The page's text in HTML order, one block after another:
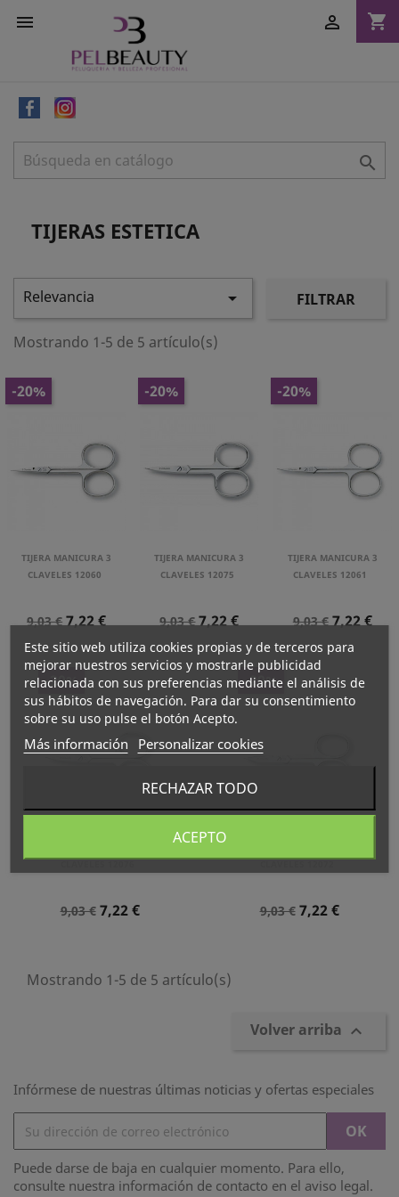
 shopping_cart


TIJERAS ESTETICA
Relevancia  FILTRAR
Mostrando 1-5 de 5 artículo(s)
TIJERA MANICURA 3
CLAVELES 12060
Precio
Normal
9,03 € Precio
7,22 €
-20%
TIJERA MANICURA 3
CLAVELES 12075
Precio
Normal
9,03 €Precio
7,22 €
-20%
TIJERA MANICURA 3
CLAVELES 12061
Precio
9,03 € Precio
7,22 €
-20%
Precio
9,03 € Precio
7,22 €
-20%
Precio
9,03 € Precio
7,22 €
-20%
Mostrando 1-5 de 5 artículo(s)
Volver arriba 
Infórmese de nuestras últimas noticias y ofertas especiales
Puede darse de baja en cualquier momento. Para ello,
consulte nuestra información de contacto en el aviso legal.
Este sitio web utiliza cookies propias y de terceros para
mejorar nuestros servicios y mostrarle publicidad
relacionada con sus preferencias mediante el análisis de
sus hábitos de navegación. Para dar su consentimiento
sobre su uso pulse el botón Acepto.
Más información Personalizar cookies
RECHAZAR TODO
ACEPTO